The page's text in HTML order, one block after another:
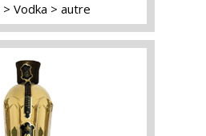
Vodka autre